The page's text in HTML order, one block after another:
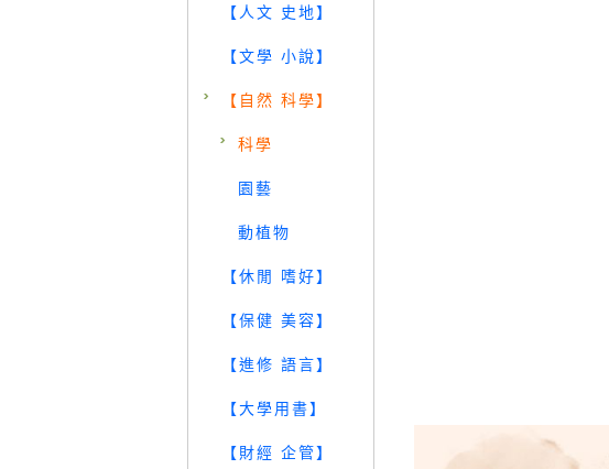
【人文 史地】
【文學 小說】
【自然 科學】
科學
園藝
動植物
【休閒 嗜好】
【保健 美容】
【進修 語言】
【大學用書】
【財經 企管】